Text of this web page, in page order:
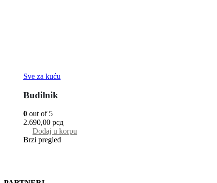
Sve za kuću
Budilnik
0 out of 5
2.690,00 рсд
Dodaj u korpu
Brzi pregled